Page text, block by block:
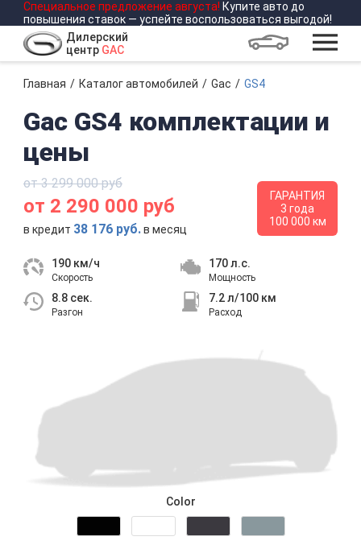
Специальное предложение августа! Купите авто до
повышения ставок — успейте воспользоваться выгодой!
Дилерский
центр GAC
Главная Каталог автомобилей Gac GS4
Gac GS4 комплектации и
цены
от 3 299 000 руб
от 2 290 000 руб
в кредит 38 176 руб.в месяц
ГАРАНТИЯ
3 года
100 000 км
190 км/ч
Скорость
170 л.с.
Мощность
8.8 сек.
Разгон
7.2 л/100 км
Расход
Color